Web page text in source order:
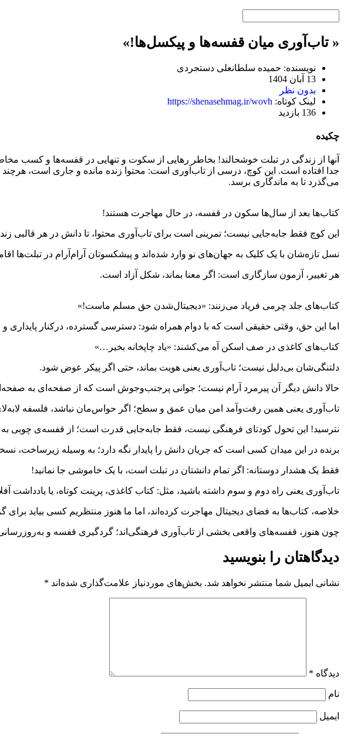
« تاب‌آوری میان قفسه‌ها و پیکسل‌ها!»
نویسنده: حمیده سلطانعلی دستجردی
13 آبان 1404
بدون نظر
لینک کوتاه: https://shenasehmag.ir/wovh
136 بازدید
چکیده
آنها از زندگی در تبلت خوشحالند! بخاطر رهایی از سکوت و تنهایی در قفسه‌ها و کسب
جدا افتاده است. این کوچ، درسی از تاب‌آوری است: محتوا زنده مانده و جاری است،
می‌گذرد تا به ماندگاری برسد.
کتاب‌ها بعد از سال‌ها سکون در قفسه، در حال مهاجرت هستند!
این کوچ فقط جابه‌جایی نیست؛ تمرینی است برای تاب‌آوری محتوا، تا دانش در هر قالبی
نسل تازه‌شان با یک کلیک به جهان‌های نو وارد شده‌اند و پیشکسوتان آرام‌آرام در تبلت‌ها
هر تغییر، آزمون سازگاری است: اگر معنا بماند، شکل آزاد است.
کتاب‌های جلد چرمی فریاد می‌زنند: «دیجیتال‌شدن حق مسلم ماست!»
اما این حق، وقتی حقیقی است که با دوام همراه شود: دسترسی گسترده، درکنار پایداری و
کتاب‌های کاغذی در صف اسکن آه می‌کشند: «یاد چاپخانه بخیر…»
دلتنگی‌شان بی‌دلیل نیست؛ تاب‌آوری یعنی هویت بماند، حتی اگر پیکر عوض شود.
حالا دانش دیگر آن پیرمرد آرام نیست؛ جوانی پرجنب‌وجوش است که از صفحه‌ای به
تاب‌آوری یعنی همین رفت‌و‌آمد امن میان عمق و سطح؛ اگر حواس‌مان نباشد، فلسفه
نترسید! این تحول کودتای فرهنگی نیست، فقط جابه‌جایی قدرت است؛ از قفسه‌ی چوبی
برنده‌ در این میدان کسی است که جریان دانش را پایدار نگه دارد؛ به وسیله زیرساخت،
فقط یک هشدار دوستانه: اگر تمام دانشتان در تبلت است، با یک خاموشی جا نمانید!
تاب‌آوری یعنی راه دوم و سوم داشته باشید، مثل: کتاب کاغذی، پرینت کوتاه، یا یادداشت
خلاصه، کتاب‌ها به فضای دیجیتال مهاجرت کرده‌اند، اما ما هنوز منتظریم کسی بیاید
چون هنوز، قفسه‌های واقعی بخشی از تاب‌آوری فرهنگی‌اند؛ گردگیری قفسه و
دیدگاهتان را بنویسید
نشانی ایمیل شما منتشر نخواهد شد. بخش‌های موردنیاز علامت‌گذاری شده‌اند *
دیدگاه *
نام
ایمیل